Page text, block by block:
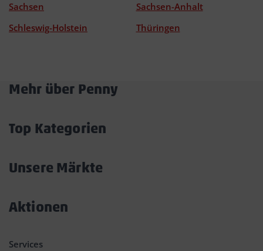
Sachsen
Sachsen-Anhalt
Schleswig-Holstein
Thüringen
Mehr über Penny
Top Kategorien
Unsere Märkte
Aktionen
Services